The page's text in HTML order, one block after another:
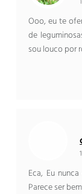
Ooo, eu te
de
sou louco por
Eca, Eu
Parece ser